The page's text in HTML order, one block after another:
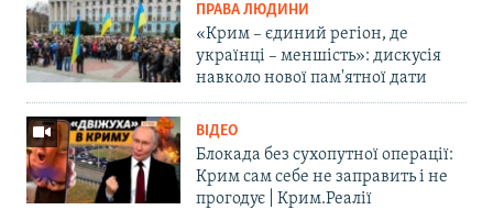
ПРАВА ЛЮДИНИ
«Крим – єдиний регіон, де
українці – меншість»: дискусія
навколо нової пам'ятної дати
ВІДЕО
Блокада без сухопутної операції:
Крим сам себе не заправить і не
прогодує | Крим.Реалії